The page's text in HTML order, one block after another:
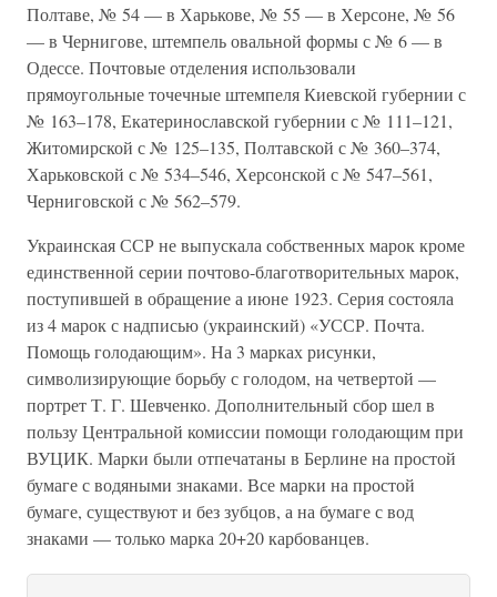
Полтаве, № 54 — в Харькове, № 55 — в Херсоне, № 56
— в Чернигове, штемпель овальной формы с № 6 — в
Одессе. Почтовые отделения использовали
прямоугольные точечные штемпеля Киевской губернии с
№ 163–178, Екатеринославской губернии с № 111–121,
Житомирской с № 125–135, Полтавской с № 360–374,
Харьковской с № 534–546, Херсонской с № 547–561,
Черниговской с № 562–579.
Украинская ССР не выпускала собственных марок кроме
единственной серии почтово-благотворительных марок,
поступившей в обращение а июне 1923. Серия состояла
из 4 марок с надписью (украинский) «УССР. Почта.
Помощь голодающим». На 3 марках рисунки,
символизирующие борьбу с голодом, на четвертой —
портрет Т. Г. Шевченко. Дополнительный сбор шел в
пользу Центральной комиссии помощи голодающим при
ВУЦИК. Марки были отпечатаны в Берлине на простой
бумаге с водяными знаками. Все марки на простой
бумаге, существуют и без зубцов, а на бумаге с вод
знаками — только марка 20+20 карбованцев.